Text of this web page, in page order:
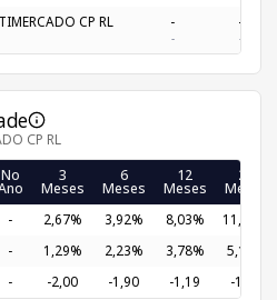
CP RL -
-
-
-
CP RL
No 3
Meses
6
Meses
12
Meses
24
Meses
- 2,67% 3,92% 8,03%
11,99%
- 1,29% 2,23% 3,78%
5,17%
- -2,00 -1,90 -1,19 -1,02